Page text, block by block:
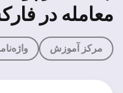
معامله در
مرکز آموزش